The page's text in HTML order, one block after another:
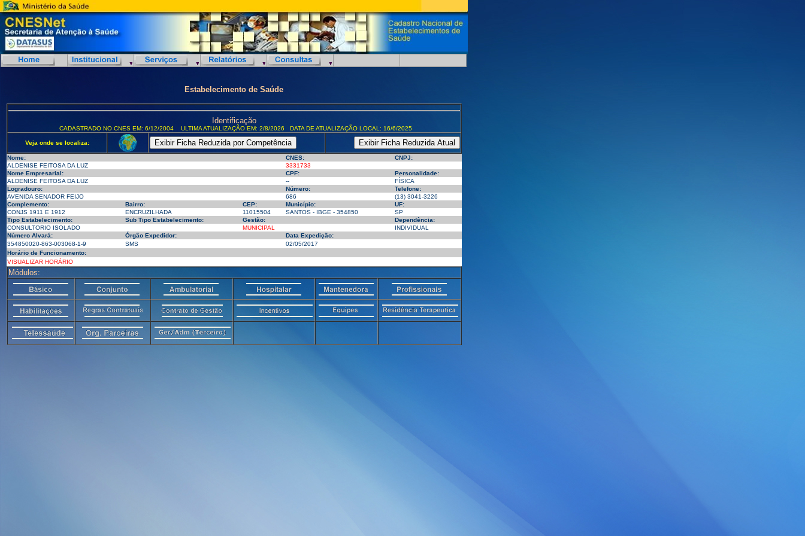
Estabelecimento de Saúde
Identificação
CADASTRADO NO CNES EM: 6/12/2004 ULTIMA ATUALIZAÇÃO EM: 2/8/2026 DATA DE ATUALIZAÇÃO LOCAL: 16/6/2025
Veja onde se localiza:
Nome: CNES:
CNPJ:
ALDENISE FEITOSA DA LUZ
3331733
Nome Empresarial:
CPF:
Personalidade:
ALDENISE FEITOSA DA LUZ
--
FÍSICA
Logradouro:
Número:
Telefone:
AVENIDA SENADOR FEIJO
686
(13) 3041-3226
Complemento:
Bairro: CEP: Município:
UF:
CONJS 1911 E 1912
ENCRUZILHADA 11015504 SANTOS - IBGE - 354850
SP
Tipo Estabelecimento:
Sub Tipo Estabelecimento: Gestão:
Dependência:
CONSULTORIO ISOLADO
MUNICIPAL
INDIVIDUAL
Número Alvará:
Órgão Expedidor:
Data Expedição:
354850020-863-003068-1-9
SMS
02/05/2017
Horário de Funcionamento:
VISUALIZAR HORÁRIO
Módulos: